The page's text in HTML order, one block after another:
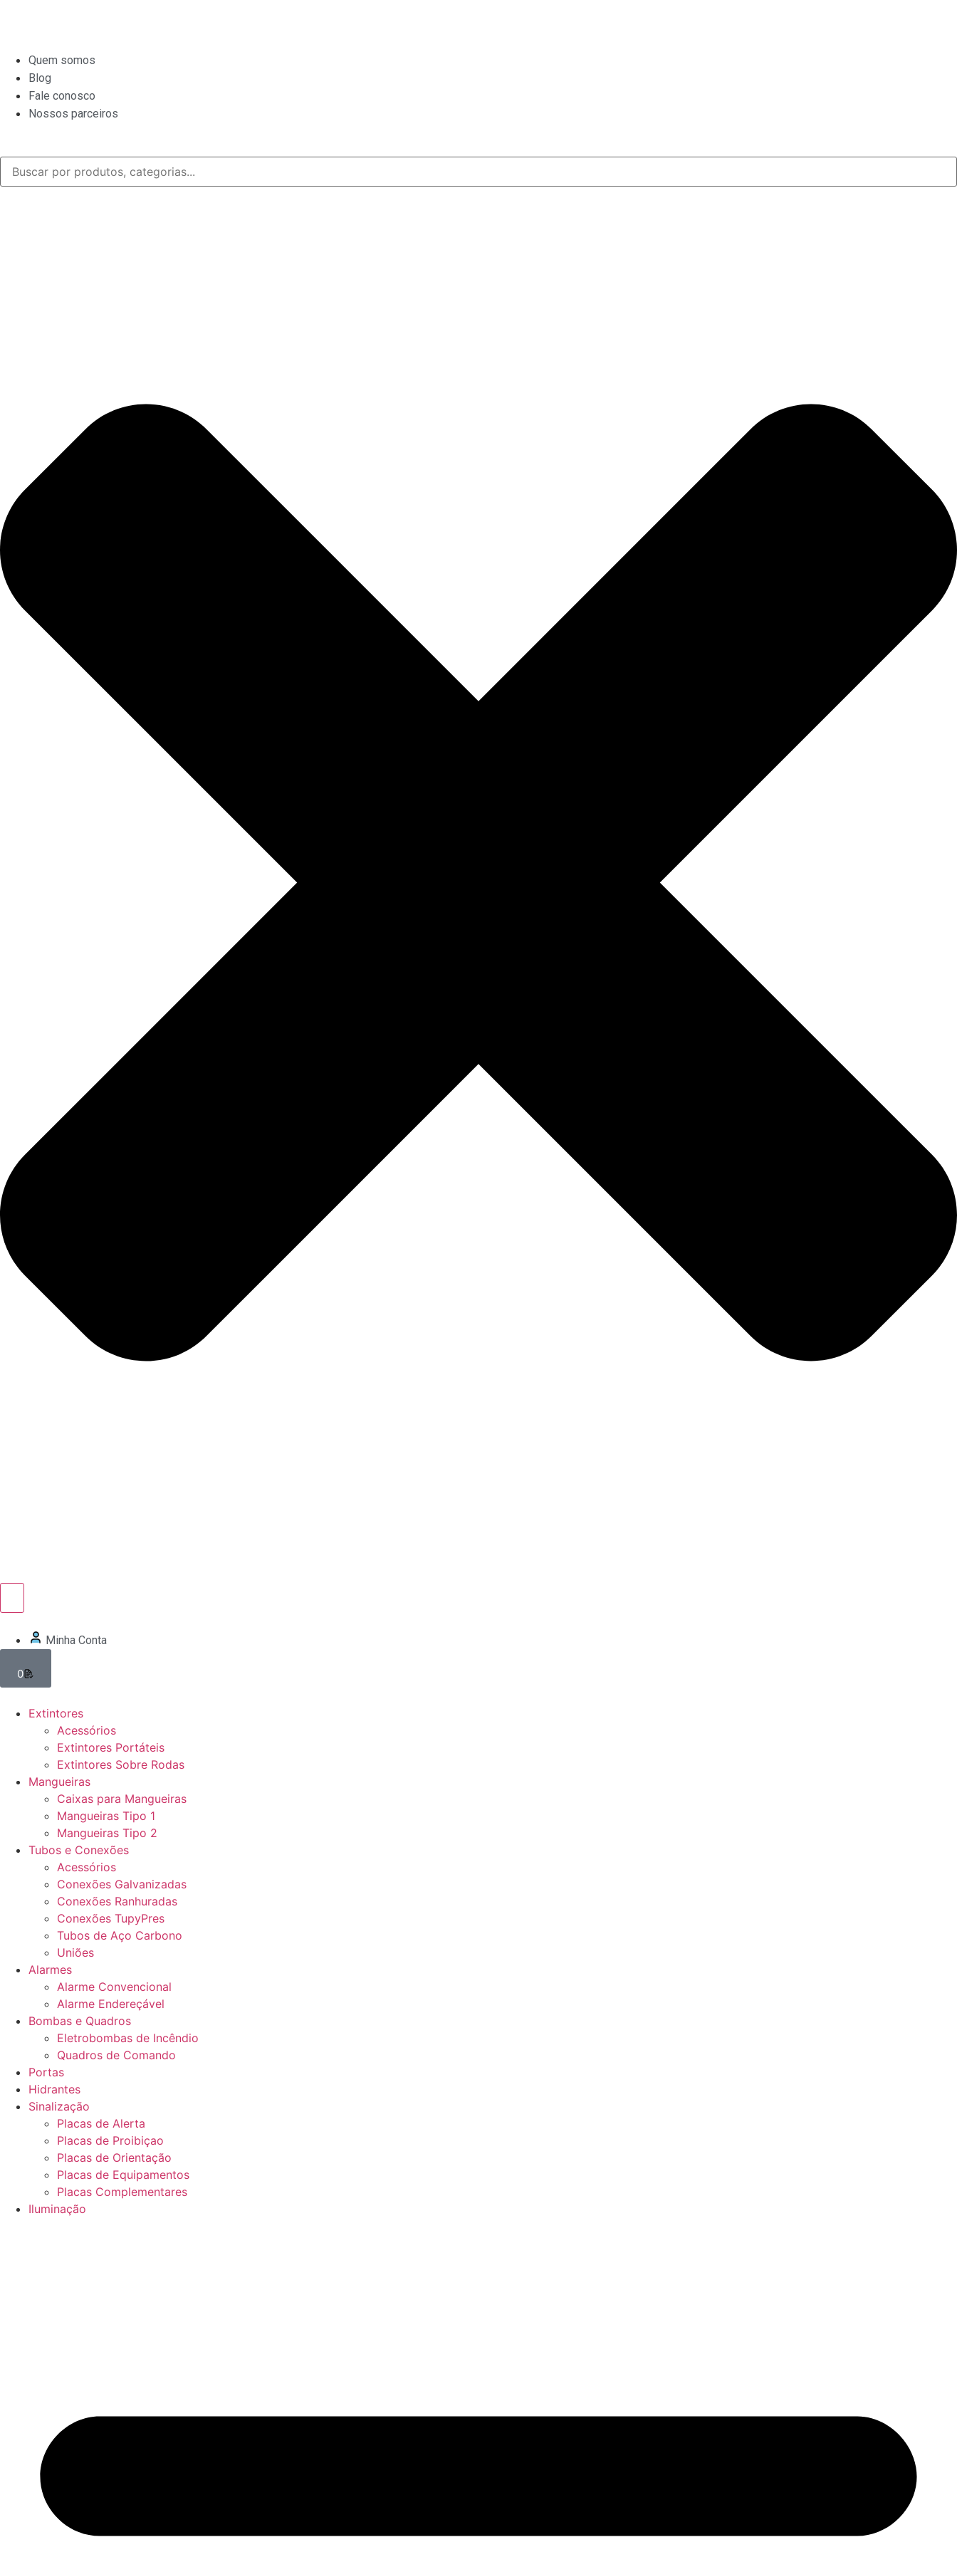
Quem somos
Blog
Fale conosco
Nossos parceiros
Minha Conta
0
Extintores
Acessórios
Extintores Portáteis
Extintores Sobre Rodas
Mangueiras
Caixas para Mangueiras
Mangueiras Tipo 1
Mangueiras Tipo 2
Tubos e Conexões
Acessórios
Conexões Galvanizadas
Conexões Ranhuradas
Conexões TupyPres
Tubos de Aço Carbono
Uniões
Alarmes
Alarme Convencional
Alarme Endereçável
Bombas e Quadros
Eletrobombas de Incêndio
Quadros de Comando
Portas
Hidrantes
Sinalização
Placas de Alerta
Placas de Proibiçao
Placas de Orientação
Placas de Equipamentos
Placas Complementares
Iluminação